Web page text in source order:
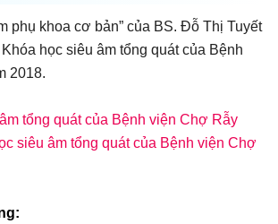
phụ khoa cơ bản” của BS. Đỗ Thị Tuyết
học siêu âm tổng quát của Bệnh
2018.
tổng quát của Bệnh viện Chợ Rẫy
siêu âm tổng quát của Bệnh viện Chợ